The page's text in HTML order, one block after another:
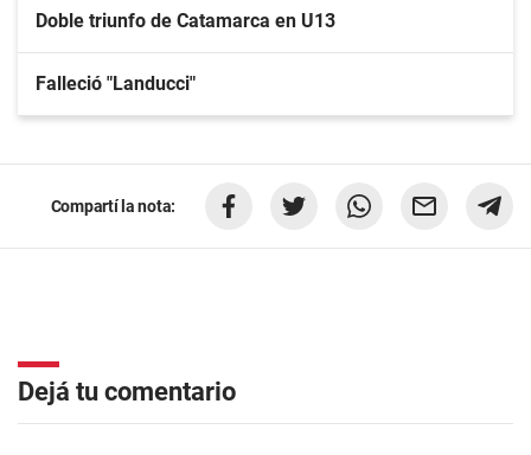
Doble triunfo de Catamarca en U13
Falleció "Landucci"
Compartí la nota:
Dejá tu comentario